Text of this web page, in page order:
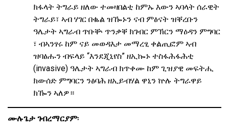
ክፋላት ትግራይ ዘለው ተመዛበልቲ ከምኡ እውን ኣባላት ሰራዊት
ትግራይ፣ ኣብ ሃገር በቈል ዝዀኑን ናብ ምፅናት ዝቐረቡን
ዓሌታት ኣግራብ ጥቡቝ ጥንቃቐ ክገብር ምኽርን ማዕዳን ምግባር
፣ ብኣንፃሩ ከም ናይ መወዳእታ መማረፂ ቀልጢፎም ኣብ
ዝባፅሑን ብፍላይ “እንደጂኒየስ” ዘኢኰኑ ተስፋሕፋሕቲ
(invasive) ዓሌታት ኣግራብ ክጥቀሙ ከም ጊዝያዊ መፍትሒ
ክውሰድ ምግባርን ንፅባሕ ዘኢይብሃል ዋኒን ኵሉ ትግራዋይ
ክዀን ኣለዎ።
ሙሉጌታ ገብረማርያም፡